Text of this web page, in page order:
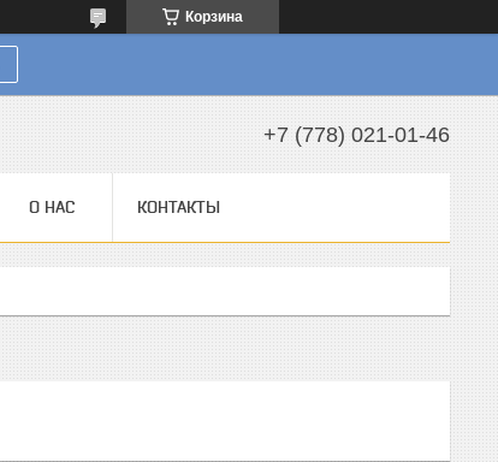
Корзина
+7 (778) 021-01-46
О НАС КОНТАКТЫ